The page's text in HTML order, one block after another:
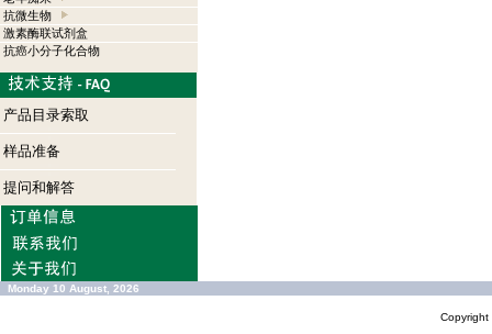
抗微生物
激素酶联试剂盒
抗癌小分子化合物
产品目录索取
样品准备
提问和解答
Monday 10 August, 2026